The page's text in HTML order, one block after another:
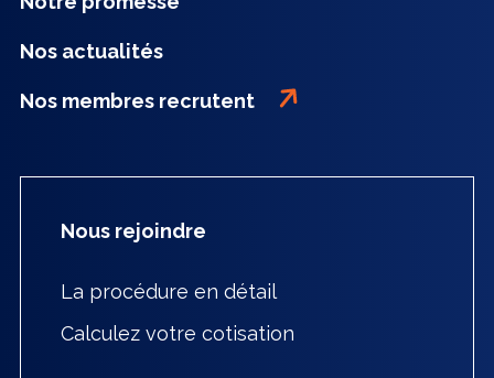
Nos actualités
Nos membres recrutent
Nous rejoindre
La procédure en détail
Calculez votre cotisation